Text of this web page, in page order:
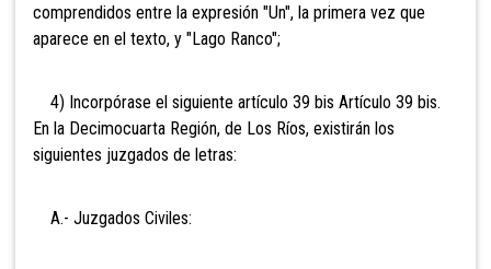
comprendidos entre la expresión "Un", la primera vez que
aparece en el texto, y "Lago Ranco";
4) Incorpórase el siguiente artículo 39 bis Artículo 39 bis.
En la Decimocuarta Región, de Los Ríos, existirán los
siguientes juzgados de letras:
A.- Juzgados Civiles: